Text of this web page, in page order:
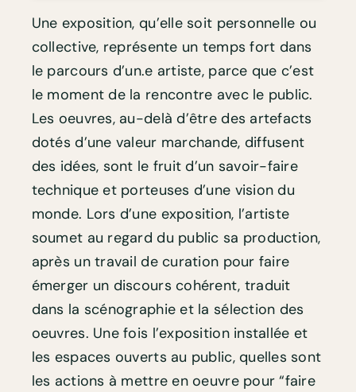
Une exposition, qu’elle soit personnelle ou
collective, représente un temps fort dans
le parcours d’un.e artiste, parce que c’est
le moment de la rencontre avec le public.
Les oeuvres, au-delà d’être des artefacts
dotés d’une valeur marchande, diffusent
des idées, sont le fruit d’un savoir-faire
technique et porteuses d’une vision du
monde. Lors d’une exposition, l’artiste
soumet au regard du public sa production,
après un travail de curation pour faire
émerger un discours cohérent, traduit
dans la scénographie et la sélection des
oeuvres. Une fois l’exposition installée et
les espaces ouverts au public, quelles sont
les actions à mettre en oeuvre pour “faire